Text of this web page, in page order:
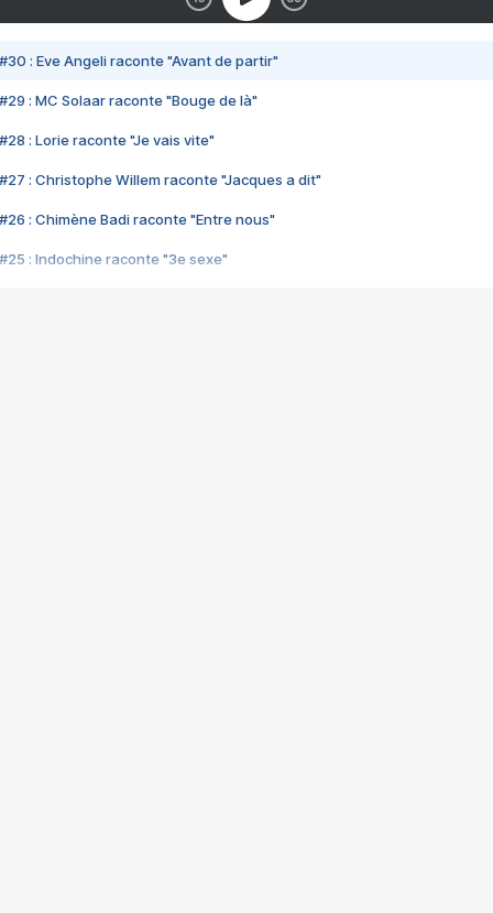
#30 : Eve Angeli raconte "Avant de partir"
#29 : MC Solaar raconte "Bouge de là"
#28 : Lorie raconte "Je vais vite"
#27 : Christophe Willem raconte "Jacques a dit"
#26 : Chimène Badi raconte "Entre nous"
#25 : Indochine raconte "3e sexe"